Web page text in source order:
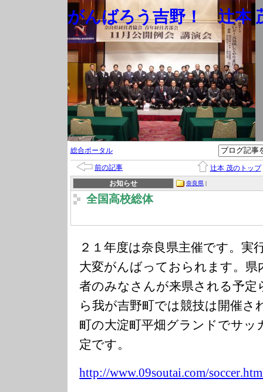
がんばろう吉野！ 辻本
総合ポータル
前の記事
辻本 茂のトップ
お知らせ
奈良県 |
全国高校総体
２１年度は奈良県主催です。実
大変がんばっておられます。県
者のみなさんが来県される予定
ら我が吉野町では競技は開催さ
町の大淀町平畑グランドでサッ
定です。
http://www.09soutai.com/soccer